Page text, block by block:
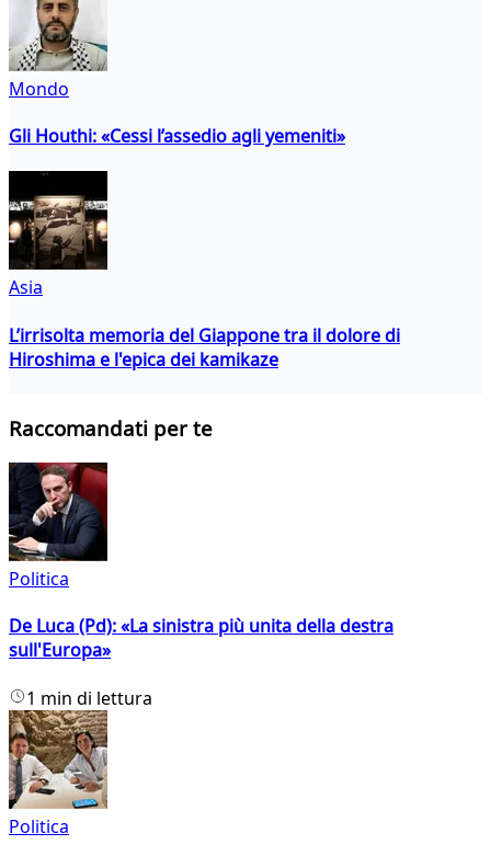
Mondo
Gli Houthi: «Cessi l’assedio agli yemeniti»
Asia
L’irrisolta memoria del Giappone tra il dolore di
Hiroshima e l'epica dei kamikaze
Raccomandati per te
Politica
De Luca (Pd): «La sinistra più unita della destra
sull'Europa»
1 min di lettura
Politica